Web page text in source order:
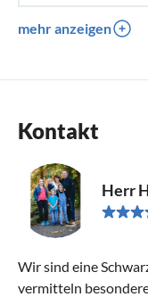
mehr anzeigen
Kontakt
Herr
Wir sind eine
vermitteln